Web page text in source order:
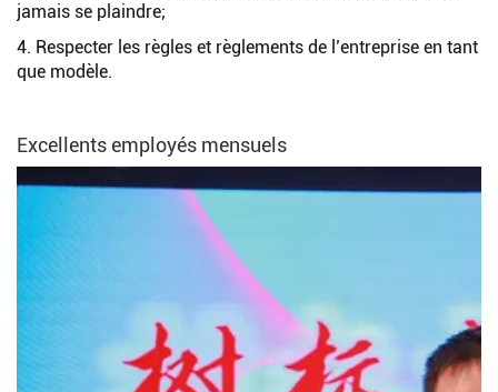
jamais se plaindre;
4. Respecter les règles et règlements de l’entreprise en tant
que modèle.
Excellents employés mensuels